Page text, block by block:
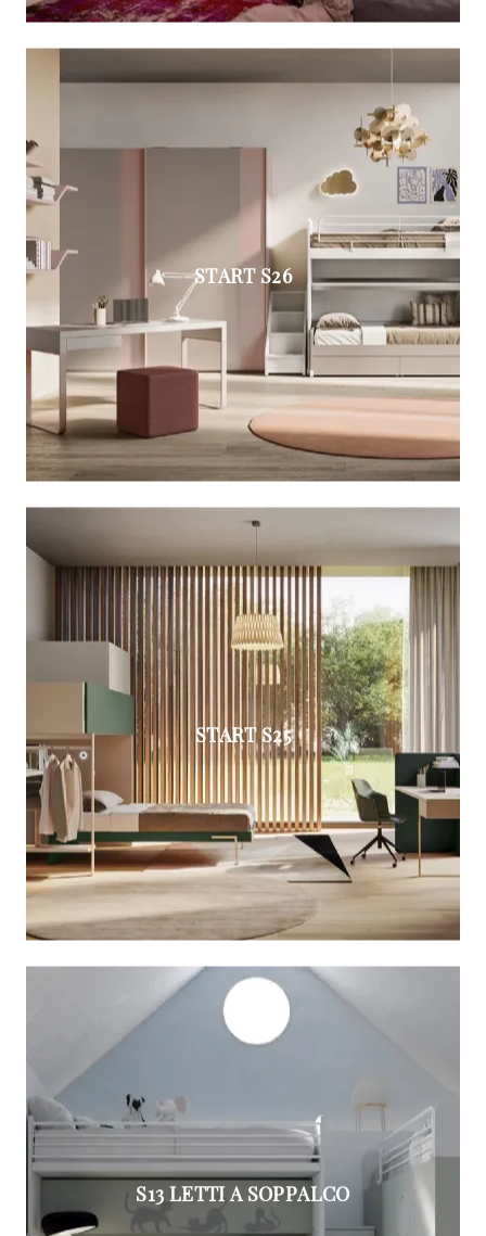
START S26
START S25
S13 LETTI A SOPPALCO